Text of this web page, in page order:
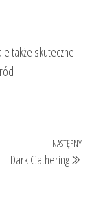
także skuteczne
NASTĘPNY
Dark Gathering